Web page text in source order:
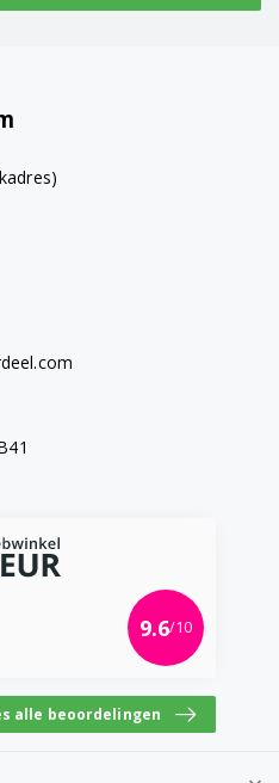
9.6/10
alle beoordelingen